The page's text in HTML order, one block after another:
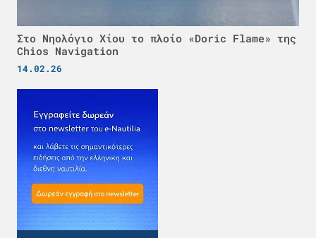
Στο Νηολόγιο Χίου το πλοίο «Doric Flame» της
Chios Navigation
14.02.26